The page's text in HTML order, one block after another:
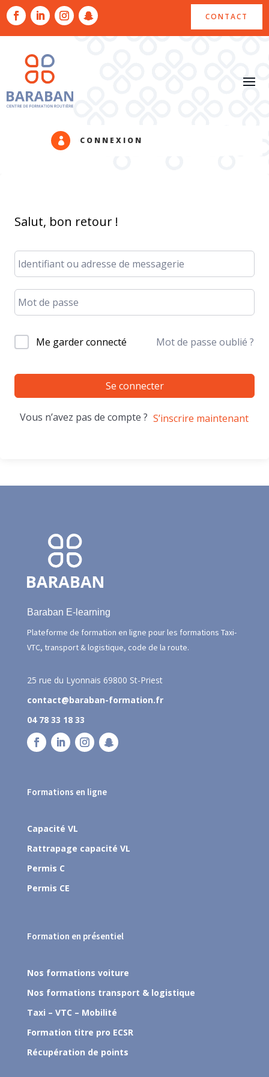
CONTACT
 CONNEXION
Salut, bon retour !
Me garder connecté Mot de passe oublié ?
Se connecter
Vous n’avez pas de compte ? S’inscrire maintenant
Baraban E-learning
Plateforme de formation en ligne pour les formations Taxi-
VTC, transport & logistique, code de la route.
25 rue du Lyonnais 69800 St-Priest
contact@baraban-formation.fr
04 78 33 18 33
Formations en ligne
Capacité VL
Rattrapage capacité VL
Permis C
Permis CE
Formation en présentiel
Nos formations voiture
Nos formations transport & logistique
Taxi – VTC – Mobilité
Formation titre pro ECSR
Récupération de points